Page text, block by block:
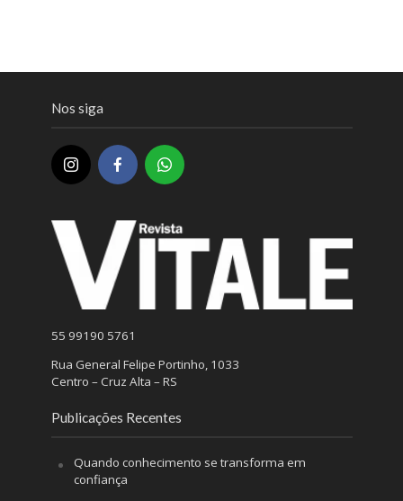
Nos siga
55 99190 5761
Rua General Felipe Portinho, 1033
Centro – Cruz Alta – RS
Publicações Recentes
Quando conhecimento se transforma em
confiança